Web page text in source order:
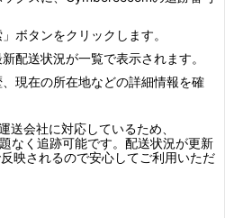
ボタンをクリックします。
配送状況が一覧で表示されます。
現在の所在地などの詳細情報を確
会社に対応しているため、
なく追跡可能です。配送状況が更新
映されるので安心してご利用いただ